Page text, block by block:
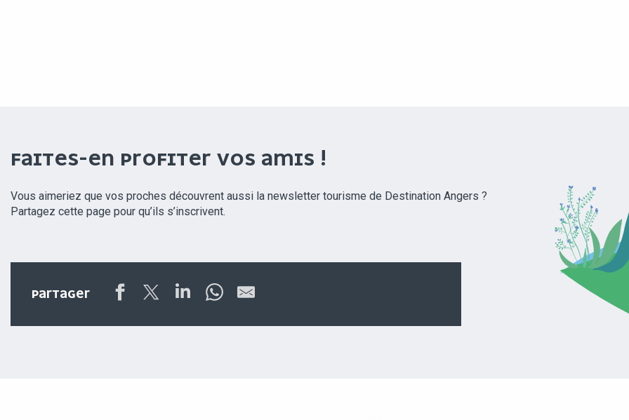
FAITES-EN PROFITER VOS AMIS !
Vous aimeriez que vos proches découvrent aussi la newsletter tourisme de Destination Angers ?
Partagez cette page pour qu’ils s’inscrivent.
PARTAGER